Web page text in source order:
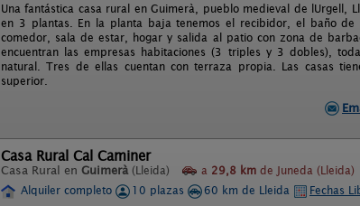
Una fantástica casa rural en Guimerà, pueblo medieval de
en 3 plantas. En la planta baja tenemos el recibidor, el baño
comedor, sala de estar, hogar y salida al patio con zona de
encuentran las empresas habitaciones (3 triples y 3 dobles),
natural. Tres de ellas cuentan con terraza propia. Las casas
superior.
Casa Rural Cal Caminer
Casa Rural en Guimerà (Lleida) a 29,8 km de Juneda (Lleida)
Alquiler completo
10 plazas 60 km de Lleida
Fechas